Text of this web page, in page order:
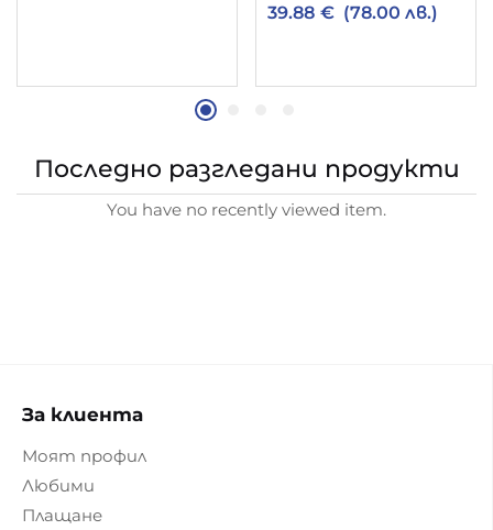
39.88 € (78.00 лв.)
Последно разгледани продукти
You have no recently viewed item.
За клиента
Моят профил
Любими
Плащане